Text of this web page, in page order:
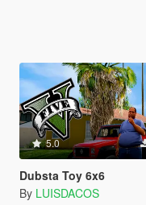
5.0
Dubsta Toy 6x6
By LUISDACOS